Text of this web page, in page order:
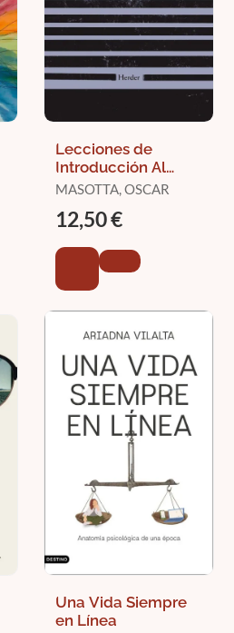
Lecciones de
Introducción Al
Psicoanálisis
MASOTTA, OSCAR
12,50 €
Una Vida Siempre
en Línea